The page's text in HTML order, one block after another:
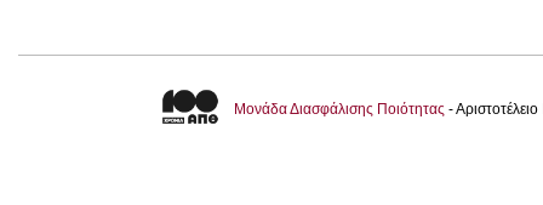
Μονάδα Διασφάλισης Ποιότητας -